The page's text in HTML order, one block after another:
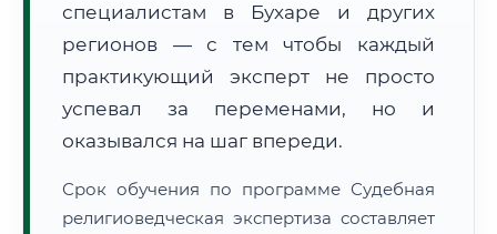
Нажмите на документ для увеличения и просмотра
специалистам в Бухаре и других
регионов — с тем чтобы каждый
практикующий эксперт не просто
успевал за переменами, но и
оказывался на шаг впереди.
Срок обучения по программе Судебная
религиоведческая экспертиза составляет